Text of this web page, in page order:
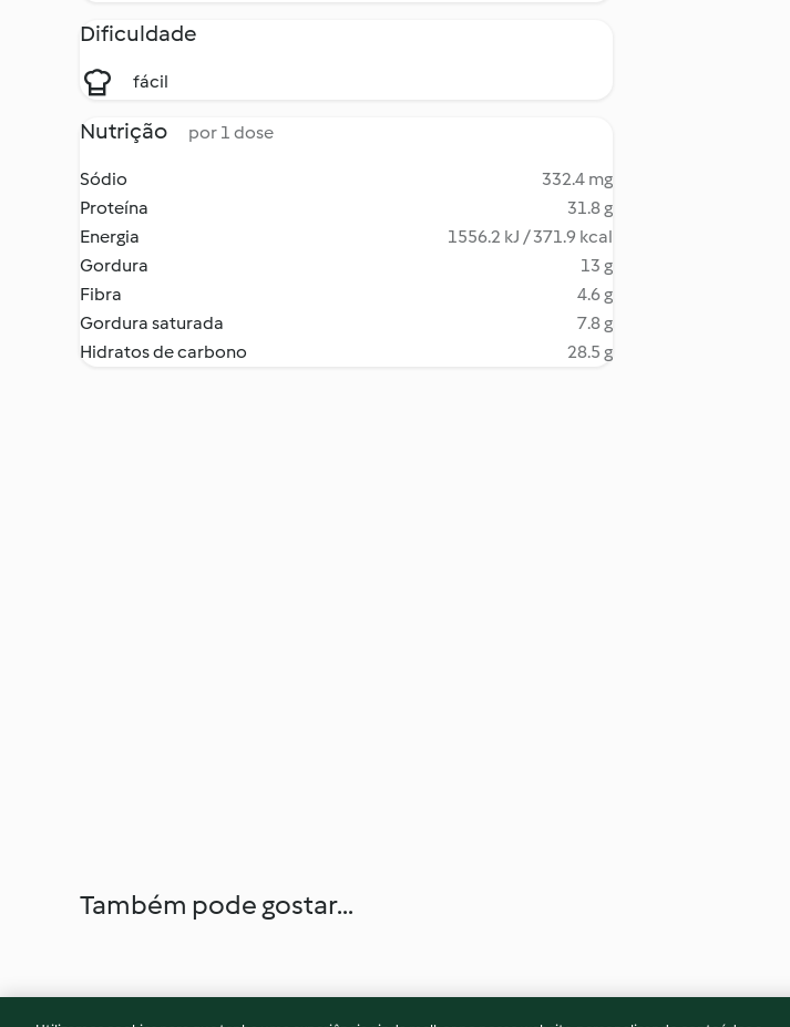
Dificuldade
fácil
Nutrição por 1 dose
Sódio
332.4 mg
Proteína
31.8 g
Energia
1556.2 kJ / 371.9 kcal
Gordura
13 g
Fibra
4.6 g
Gordura saturada
7.8 g
Hidratos de carbono
28.5 g
Também pode gostar...